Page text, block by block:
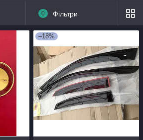
0 Фільтри
–18%